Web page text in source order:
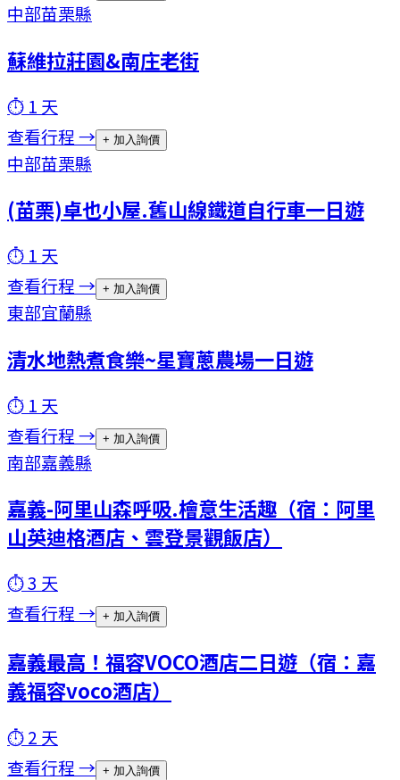
中部苗栗縣
蘇維拉莊園&南庄老街
⏱ 1 天
查看行程 → + 加入詢價
中部苗栗縣
(苗栗)卓也小屋.舊山線鐵道自行車一日遊
⏱ 1 天
查看行程 → + 加入詢價
東部宜蘭縣
清水地熱煮食樂~星寶蔥農場一日遊
⏱ 1 天
查看行程 → + 加入詢價
南部嘉義縣
嘉義-阿里山森呼吸.檜意生活趣（宿：阿里
山英迪格酒店、雲登景觀飯店）
⏱3 天
查看行程 → + 加入詢價
嘉義最高！福容VOCO酒店二日遊（宿：嘉
義福容voco酒店）
⏱2 天
查看行程 → + 加入詢價